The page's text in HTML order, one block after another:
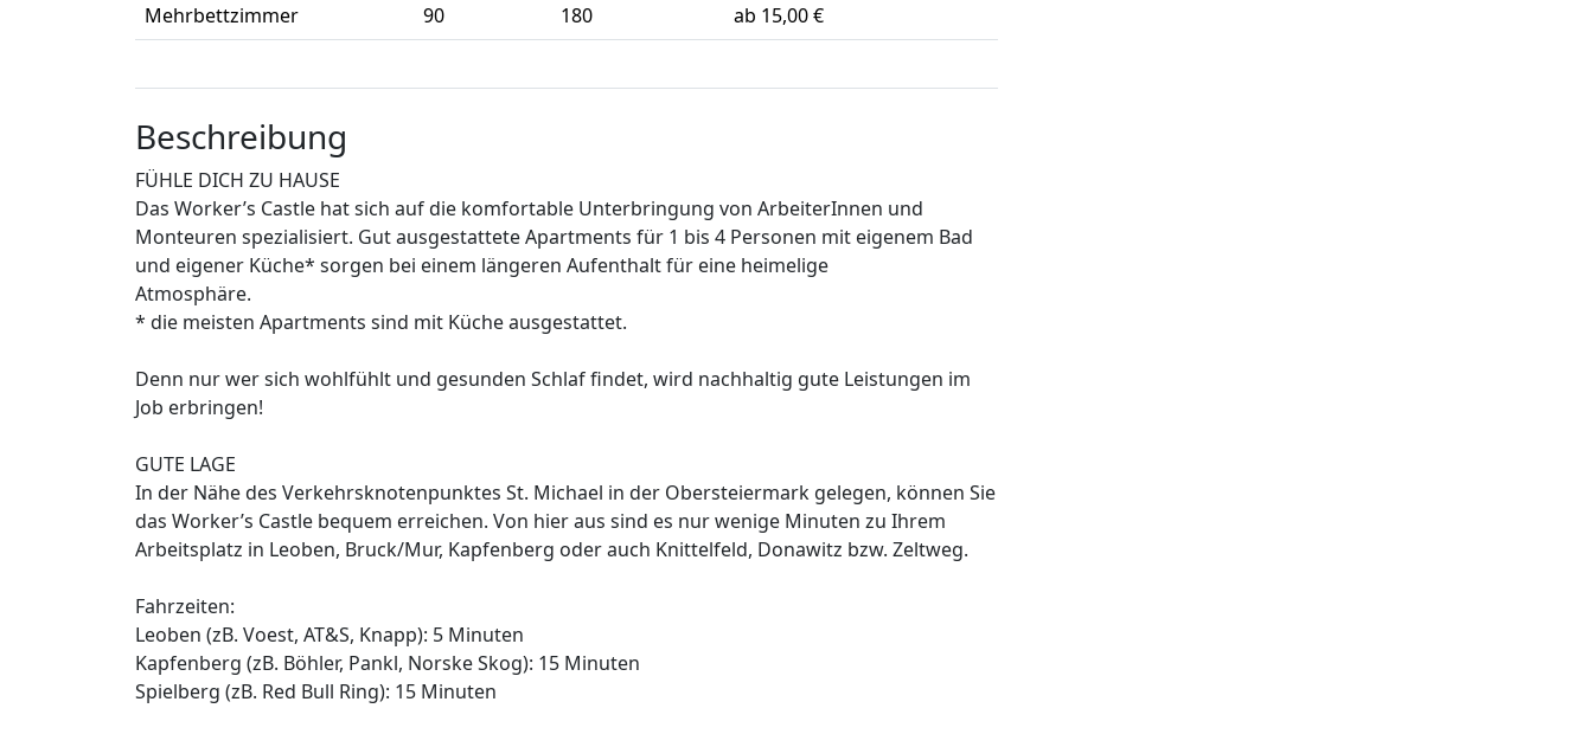
Mehrbettzimmer
90 180 ab 15,00 €
Beschreibung
FÜHLE DICH ZU HAUSE
Das Worker’s Castle hat sich auf die komfortable Unterbringung von ArbeiterInnen und
Monteuren spezialisiert. Gut ausgestattete Apartments für 1 bis 4 Personen mit eigenem Bad
und eigener Küche* sorgen bei einem längeren Aufenthalt für eine heimelige
Atmosphäre.
* die meisten Apartments sind mit Küche ausgestattet.
Denn nur wer sich wohlfühlt und gesunden Schlaf findet, wird nachhaltig gute Leistungen im
Job erbringen!
GUTE LAGE
In der Nähe des Verkehrsknotenpunktes St. Michael in der Obersteiermark gelegen, können Sie
das Worker’s Castle bequem erreichen. Von hier aus sind es nur wenige Minuten zu Ihrem
Arbeitsplatz in Leoben, Bruck/Mur, Kapfenberg oder auch Knittelfeld, Donawitz bzw. Zeltweg.
Fahrzeiten:
Leoben (zB. Voest, AT&S, Knapp): 5 Minuten
Kapfenberg (zB. Böhler, Pankl, Norske Skog): 15 Minuten
Spielberg (zB. Red Bull Ring): 15 Minuten